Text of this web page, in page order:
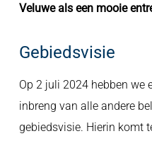
Veluwe als een mooie
Gebiedsvisie
Op 2 juli 2024 hebben we
inbreng van alle andere
gebiedsvisie. Hierin komt